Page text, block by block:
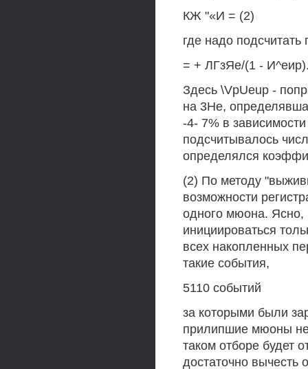
КЖ "«И = (2)
где надо
= + ЛГзЯе/(1 -
Здесь \VpUeup -
на 3Не,
-4- 7% в
подсчитывалось
определялся
(2) По методу
возможности
одного мюона. Ясно,
инициироваться
всех накопленных
такие события,
5110 событий
за которыми были
прилипшие мюоны
таком отборе будет
достаточно вычесть